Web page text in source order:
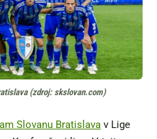
(zdroj: skslovan.com)
Slovanu Bratislava v Lige